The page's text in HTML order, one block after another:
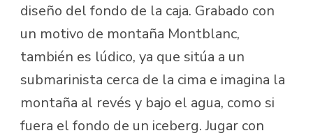
diseño del fondo de la caja. Grabado con
un motivo de montaña Montblanc,
también es lúdico, ya que sitúa a un
submarinista cerca de la cima e imagina la
montaña al revés y bajo el agua, como si
fuera el fondo de un iceberg. Jugar con